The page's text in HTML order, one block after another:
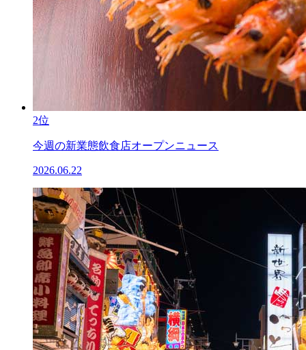
2位
今週の新業態飲食店オープンニュース
2026.06.22